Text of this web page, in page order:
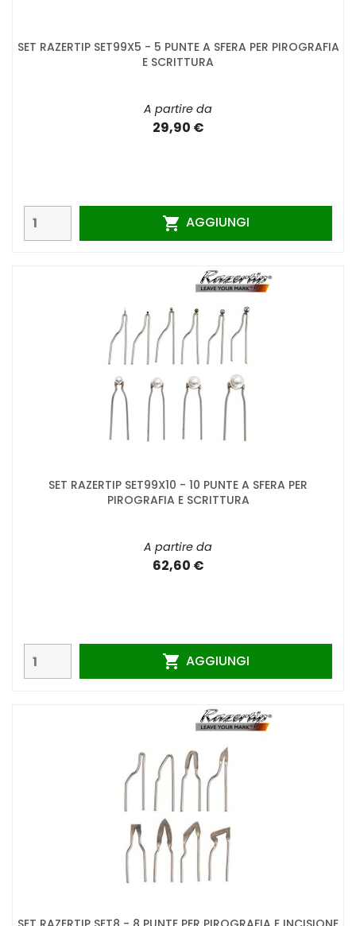
SET RAZERTIP SET99X5 - 5 PUNTE A SFERA PER PIROGRAFIA
E SCRITTURA
A partire da
29,90 €
 AGGIUNGI
SET RAZERTIP SET99X10 - 10 PUNTE A SFERA PER
PIROGRAFIA E SCRITTURA
A partire da
62,60 €
 AGGIUNGI